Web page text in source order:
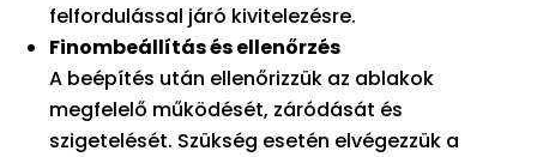
felfordulással járó kivitelezésre.
Finombeállítás és ellenőrzés
A beépítés után ellenőrizzük az ablakok
megfelelő működését, záródását és
szigetelését. Szükség esetén elvégezzük a